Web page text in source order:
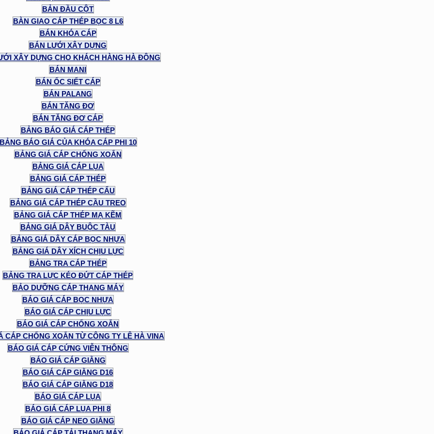
BẢN ĐẦU CỘT
BÀN GIAO CÁP THÉP BỌC 8 L6
BÁN KHÓA CÁP
BÁN LƯỚI XÂY DỰNG
XÂY DỰNG CHO KHÁCH HÀNG HÀ ĐÔNG
BÁN MANI
BÁN ỐC SIẾT CÁP
BÁN PALANG
BÁN TĂNG ĐƠ
BÁN TĂNG ĐƠ CÁP
BẢNG BÁO GIÁ CÁP THÉP
BẢNG BÁO GIÁ CỦA KHÓA CÁP PHI 10
BẢNG GIÁ CÁP CHỐNG XOẮN
BẢNG GIÁ CÁP LỤA
BẢNG GIÁ CÁP THÉP
BẢNG GIÁ CÁP THÉP CẨU
BẢNG GIÁ CÁP THÉP CẦU TREO
BẢNG GIÁ CÁP THÉP MẠ KẼM
BẢNG GIÁ DÂY BUỘC TÀU
BẢNG GIÁ DÂY CÁP BỌC NHỰA
BẢNG GIÁ DÂY XÍCH CHỊU LỰC
BẢNG TRA CÁP THÉP
BẢNG TRA LỰC KÉO ĐỨT CÁP THÉP
BẢO DƯỠNG CÁP THANG MÁY
BÁO GIÁ CÁP BỌC NHỰA
BÁO GIÁ CÁP CHỊU LỰC
BÁO GIÁ CÁP CHỐNG XOẮN
CÁP CHỐNG XOẮN TỪ CÔNG TY LÊ HÀ VINA
BÁO GIÁ CÁP CỨNG VIỄN THÔNG
BÁO GIÁ CÁP GIẰNG
BÁO GIÁ CÁP GIẰNG D16
BÁO GIÁ CÁP GIẰNG D18
BÁO GIÁ CÁP LỤA
BÁO GIÁ CÁP LỤA PHI 8
BÁO GIÁ CÁP NEO GIẰNG